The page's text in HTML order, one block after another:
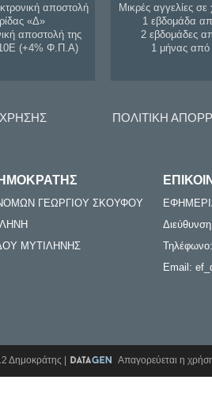
αποστολή
«Δ»
αποστολή της
(+4% Φ.Π.Α)
Μικρές αγγελίες σε
1 εβδομάδα
2 εβδομάδες
1 μήνας
ΠΟΛΙΤΙΚΗ
ΓΕΩΡΓΙΟΥ ΣΚΟΥΦΟΥ
ΜΥΤΙΛΗΝΗΣ
Email:
Δημοκράτης | Απαγορεύεται η